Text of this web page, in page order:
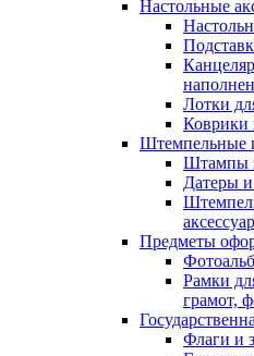
Настольные
Лотки
Коврики
Штемпельные
Штампы
Датеры
Предметы
Рамки
грамот,
Флаги и